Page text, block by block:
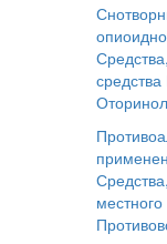
средства